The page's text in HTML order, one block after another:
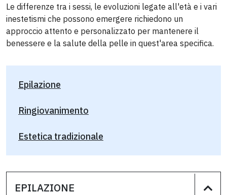
Le differenze tra i sessi, le evoluzioni legate all'età e i vari
inestetismi che possono emergere richiedono un
approccio attento e personalizzato per mantenere il
benessere e la salute della pelle in quest'area specifica.
Epilazione
Ringiovanimento
Estetica tradizionale
EPILAZIONE